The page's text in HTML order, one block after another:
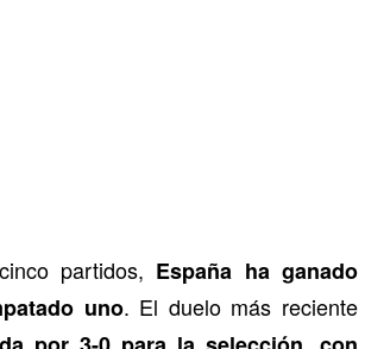
partidos, España ha ganado
uno. El duelo más reciente